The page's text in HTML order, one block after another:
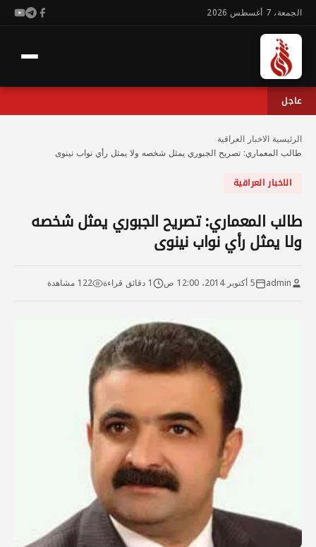
الجمعة، 7 أغسطس 2026
عاجل
الرئيسية الاخبار العراقية
طالب المعماري: تصريح الجبوري يمثل شخصه ولا يمثل رأي نواب نينوى
الاخبار العراقية
طالب المعماري: تصريح الجبوري يمثل شخصه
ولا يمثل رأي نواب نينوى
admin 5 أكتوبر 2014، 12:00 ص 1 دقائق قراءة 122 مشاهدة